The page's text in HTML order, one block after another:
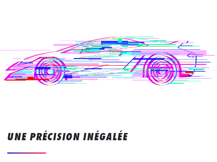
UNE PRÉCISION INÉGALÉE